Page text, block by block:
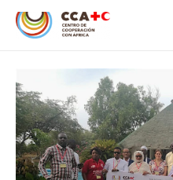
Navegación
de